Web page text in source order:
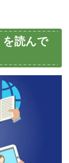
を読んで